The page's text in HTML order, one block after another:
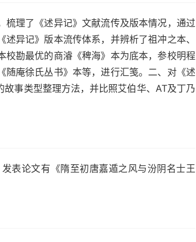
理了《述异记》文献流传及版本情况，通过
异记》版本流传体系，并辨析了祖冲之本、
勘最优的商濬《稗海》本为底本，参校明程
庵徐氏丛书》本等，进行汇笺。二、对《述
事类型整理方法，并比照艾伯华、AT及丁乃
表论文有《隋至初唐嘉遁之风与汾阴名士王